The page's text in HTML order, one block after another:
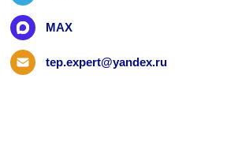
MAX
tep.expert@yandex.ru